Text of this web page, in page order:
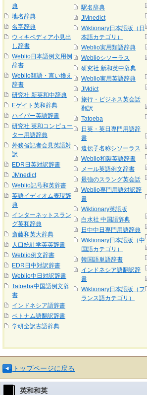
典
地名辞典
名字辞典
ウィキペディア小見出
し辞書
Weblio日本語例文用例
辞書
Weblio類語・言い換え
辞書
研究社 新英和中辞典
Eゲイト英和辞典
ハイパー英語辞書
研究社 英和コンピュー
ター用語辞典
外務省記者会見英語対
訳
EDR日英対訳辞書
JMnedict
Weblio記号和英辞書
英語イディオム表現辞
典
インターネットスラン
グ英和辞典
斎藤和英大辞典
人口統計学英英辞書
Weblio例文辞書
EDR日中対訳辞書
Weblio中日対訳辞書
Tatoeba中国語例文辞
書
インドネシア語辞書
ベトナム語翻訳辞書
学研全訳古語辞典
駅名辞典
JMnedict
Wiktionary日本語版（日
本語カテゴリ）
Weblio実用類語辞典
Weblioシソーラス
研究社 新和英中辞典
Weblio実用英語辞典
JMdict
旅行・ビジネス英会話
翻訳
Tatoeba
日英・英日専門用語辞
書
遺伝子名称シソーラス
Weblio和製英語辞書
メール英語例文辞書
最強のスラング英会話
Weblio専門用語対訳辞
書
Wiktionary英語版
白水社 中国語辞典
日中中日専門用語辞典
Wiktionary日本語版（中
国語カテゴリ）
韓国語単語辞書
インドネシア語翻訳辞
書
Wiktionary日本語版（フ
ランス語カテゴリ）
トップページに戻る
英和和英